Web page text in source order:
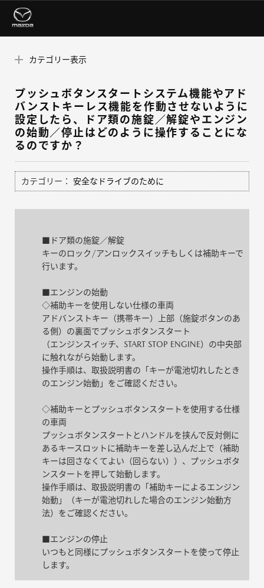
カテゴリー表示
プッシュボタンスタートシステム機能やアド
バンストキーレス機能を作動させないように
設定したら、ドア類の施錠／解錠やエンジン
の始動／停止はどのように操作することにな
るのですか？
カテゴリー： 安全なドライブのために
■ドア類の施錠／解錠
キーのロック/アンロックスイッチもしくは補助キーで
行います。
■エンジンの始動
◇補助キーを使用しない仕様の車両
アドバンストキー（携帯キー）上部（施錠ボタンのあ
る側）の裏面でプッシュボタンスタート
（エンジンスイッチ、START STOP ENGINE）の中央部
に触れながら始動します。
操作手順は、取扱説明書の「キーが電池切れしたとき
のエンジン始動」をご確認ください。
◇補助キーとプッシュボタンスタートを使用する仕様
の車両
プッシュボタンスタートとハンドルを挟んで反対側に
あるキースロットに補助キーを差し込んだ上で（補助
キーは回さなくてよい（回らない））、プッシュボタ
ンスタートを押して始動します。
操作手順は、取扱説明書の「補助キーによるエンジン
始動」（キーが電池切れした場合のエンジン始動方
法）をご確認ください。
■エンジンの停止
いつもと同様にプッシュボタンスタートを使って停止
します。